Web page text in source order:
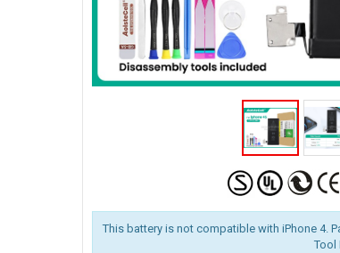
This battery is not compatible with iPhone 4.
Tool